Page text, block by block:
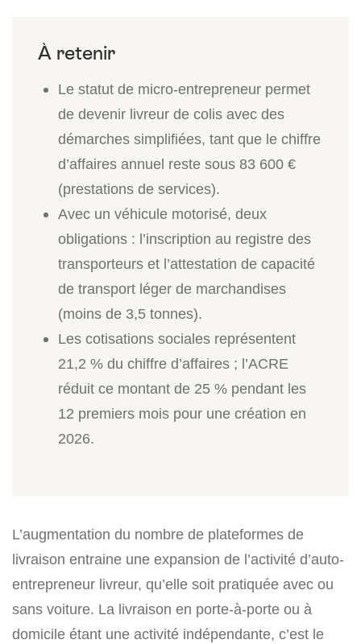
Le statut de micro-entrepreneur permet
de devenir livreur de colis avec des
démarches simplifiées, tant que le chiffre
d’affaires annuel reste sous 83 600 €
(prestations de services).
Avec un véhicule motorisé, deux
obligations : l’inscription au registre des
transporteurs et l’attestation de capacité
de transport léger de marchandises
(moins de 3,5 tonnes).
Les cotisations sociales représentent
21,2 % du chiffre d’affaires ; l’ACRE
réduit ce montant de 25 % pendant les
12 premiers mois pour une création en
2026.
L’augmentation du nombre de plateformes de
livraison entraine une expansion de l’activité d’auto-
entrepreneur livreur, qu’elle soit pratiquée avec ou
sans voiture. La livraison en porte-à-porte ou à
domicile étant une activité indépendante, c’est le